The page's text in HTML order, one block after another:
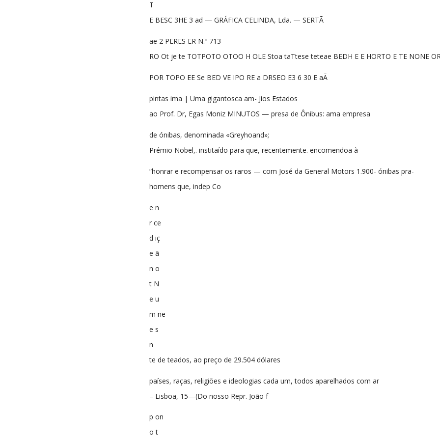
T
E BESC 3HE 3 ad — GRÁFICA CELINDA, Lda. — SERTÃ
ae 2 PERES ER N.º 713
RO Ot je te TOTPOTO OTOO H OLE Stoa taTtese teteae BEDH E E HORTO E TE NONE
POR TOPO EE Se BED VE IPO RE a DRSEO E3 6 30 E aÃ
pintas ima | Uma gigantosca am- Jios Estados
ao Prof. Dr, Egas Moniz MINUTOS — presa de Ônibus: ama empresa
de ónibas, denominada «Greyhoand»;
Prémio Nobel,. institaído para que, recentemente. encomendoa à
“honrar e recompensar os raros — com José da General Motors 1.900- ónibas pra-
homens que, indep Co
e n
r ce
d iç
e ã
n o
t N
e u
m ne
e s
n
te de teados, ao preço de 29.504 dólares
países, raças, religiões e ideologias cada um, todos aparelhados com ar
– Lisboa, 15—(Do nosso Repr. João f
p on
o t